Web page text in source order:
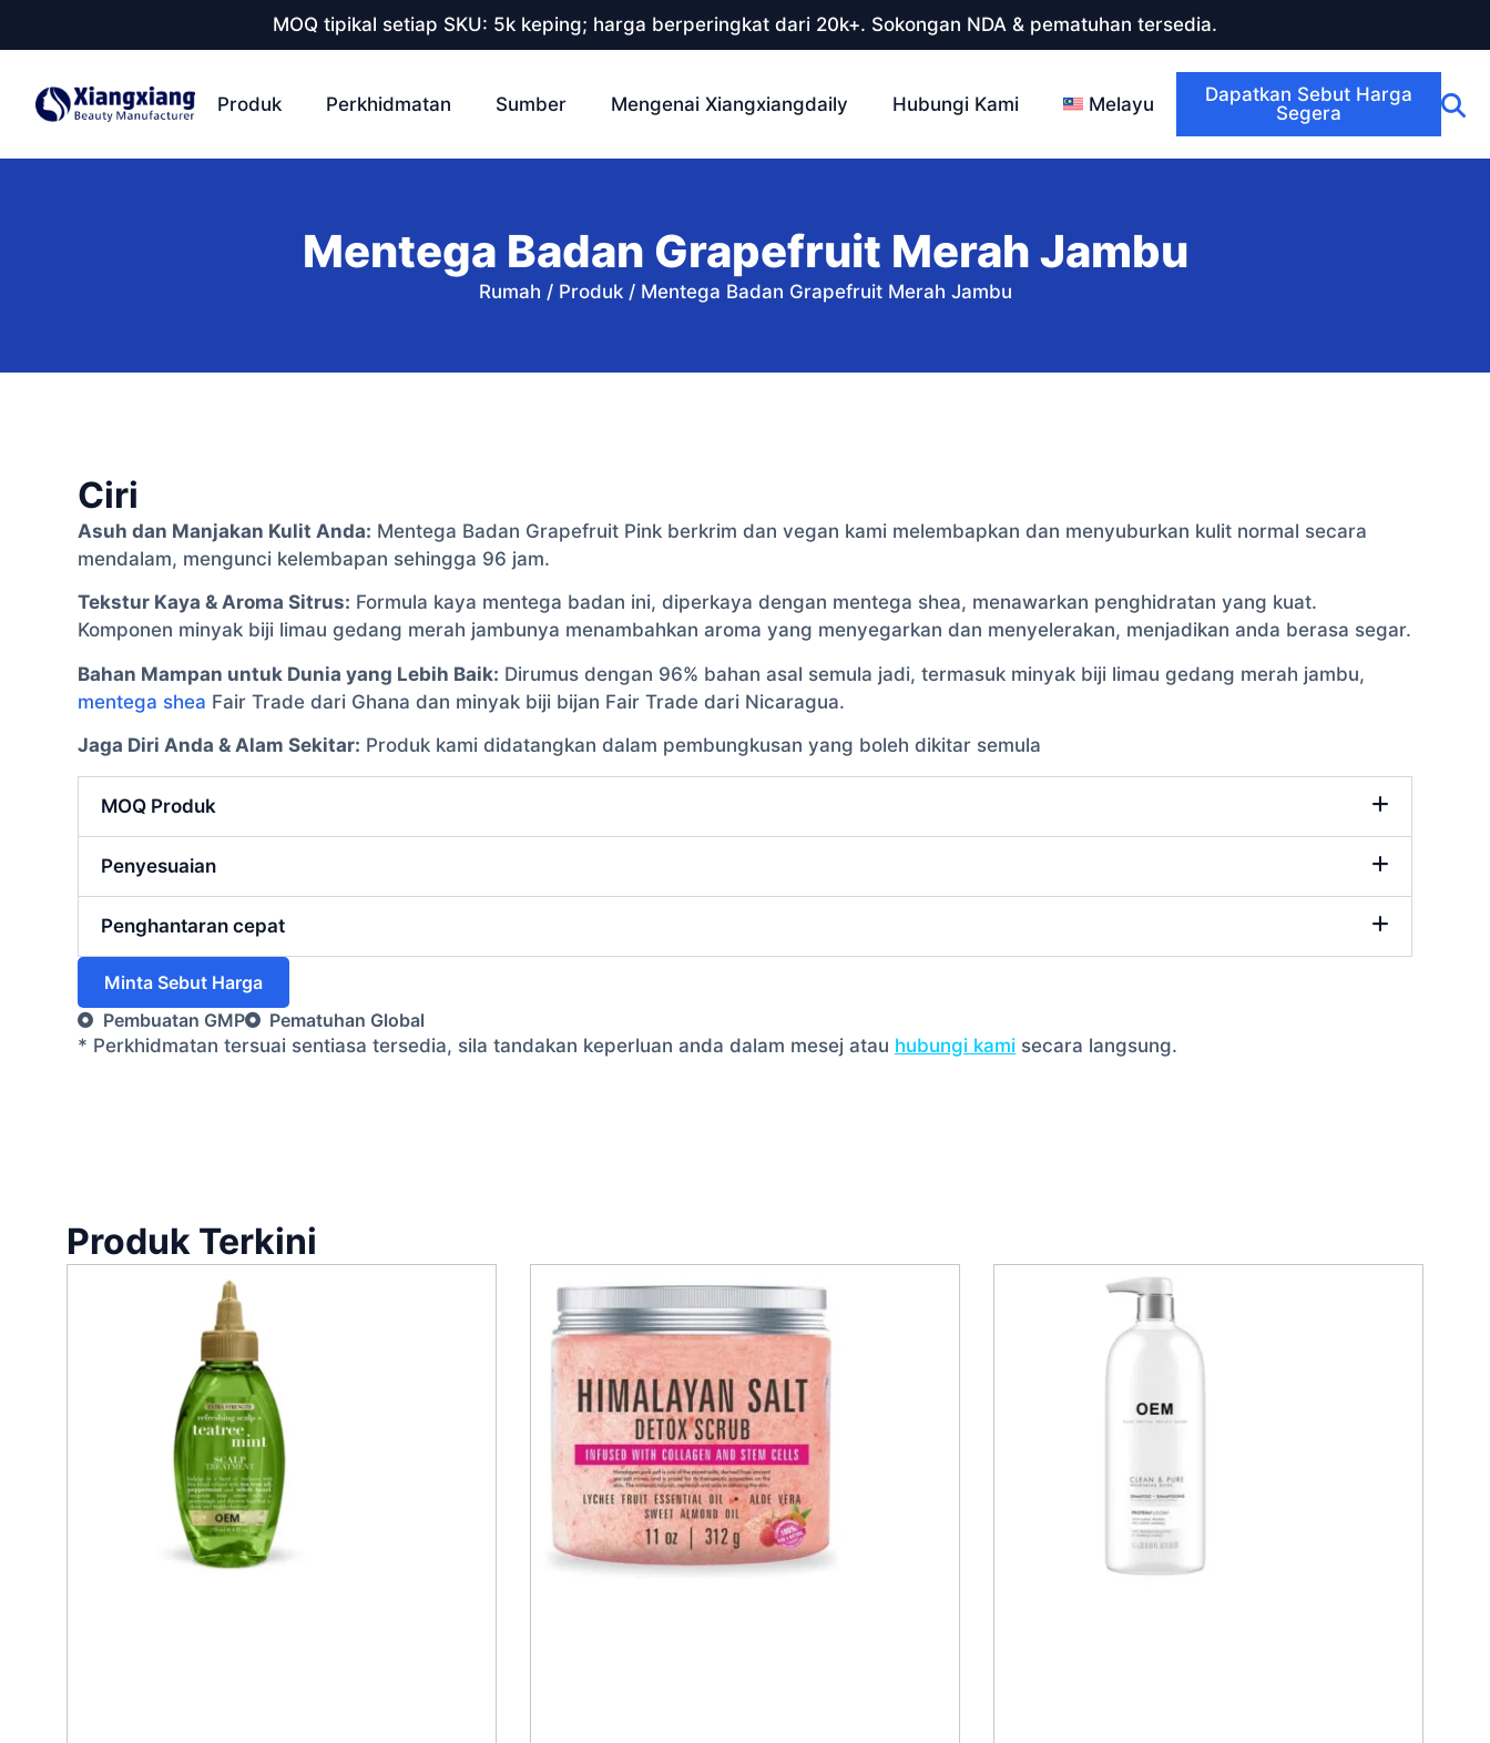
MOQ tipikal setiap SKU: 5k keping; harga berperingkat dari 20k+. Sokongan NDA & pematuhan tersedia.
Produk Perkhidmatan Sumber Mengenai Xiangxiangdaily Hubungi Kami Melayu
Dapatkan Sebut Harga
Segera
Mentega Badan Grapefruit Merah Jambu
Rumah / Produk/ Mentega Badan Grapefruit Merah Jambu
Ciri
Asuh dan Manjakan Kulit Anda: Mentega Badan Grapefruit Pink berkrim dan vegan kami melembapkan dan menyuburkan kulit normal secara
mendalam, mengunci kelembapan sehingga 96 jam.
Tekstur Kaya & Aroma Sitrus: Formula kaya mentega badan ini, diperkaya dengan mentega shea, menawarkan penghidratan yang kuat.
Komponen minyak biji limau gedang merah jambunya menambahkan aroma yang menyegarkan dan menyelerakan, menjadikan anda berasa segar.
Bahan Mampan untuk Dunia yang Lebih Baik: Dirumus dengan 96% bahan asal semula jadi, termasuk minyak biji limau gedang merah jambu,
mentega shea Fair Trade dari Ghana dan minyak biji bijan Fair Trade dari Nicaragua.
Jaga Diri Anda & Alam Sekitar: Produk kami didatangkan dalam pembungkusan yang boleh dikitar semula
MOQ Produk
Penyesuaian
Penghantaran cepat
Minta Sebut Harga
Pembuatan GMP
Pematuhan Global
* Perkhidmatan tersuai sentiasa tersedia, sila tandakan keperluan anda dalam mesej atau hubungi kami secara langsung.
Produk Terkini